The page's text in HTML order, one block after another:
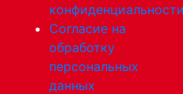
Согласие на
обработку
персональных
данных